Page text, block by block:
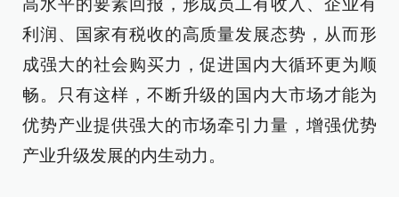
高水平的要素回报，形成员工有收入、企业有
利润、国家有税收的高质量发展态势，从而形
成强大的社会购买力，促进国内大循环更为顺
畅。只有这样，不断升级的国内大市场才能为
优势产业提供强大的市场牵引力量，增强优势
产业升级发展的内生动力。